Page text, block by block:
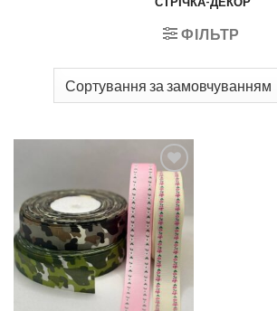
ФІЛЬТР
Додати
до
списку
бажань